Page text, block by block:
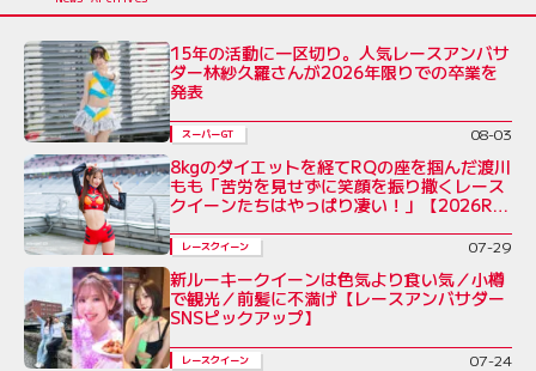
15年の活動に一区切り。人気レースアンバサ
ダー林紗久羅さんが2026年限りでの卒業を
発表
スーパーGT 08-03
8kgのダイエットを経てRQの座を掴んだ渡川
もも「苦労を見せずに笑顔を振り撒くレース
クイーンたちはやっぱり凄い！」【2026RQ
レースクイーン 07-29
新ルーキークイーンは色気より食い気／小樽
で観光／前髪に不満げ【レースアンバサダー
SNSピックアップ】
レースクイーン 07-24